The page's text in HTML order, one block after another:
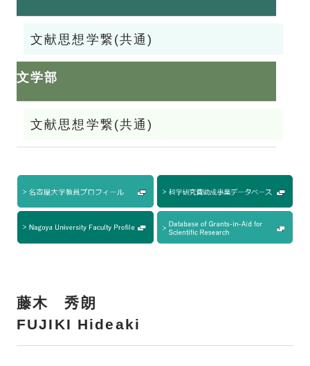
文献思想学繋(共通)
文学部
文献思想学繋(共通)
藤木 秀朗
FUJIKI Hideaki